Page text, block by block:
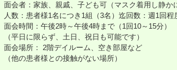
面会者：家族、親戚、子ども可（マスク着用し静か
人数：患者様1名につき1組（3名）迄回数：週1回程
面会時間：午後2時～午後4時まで（1回10～15分）
（平日に限らず、土日、祝日も可能です）
面会場所： 2階デイルーム、空き部屋など
（他の患者様との接触がない場所）